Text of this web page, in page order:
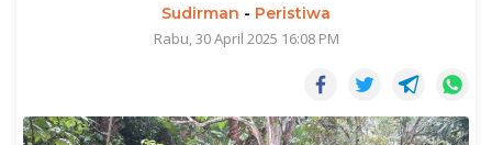
Sudirman - Peristiwa
Rabu, 30 April 2025 16:08 PM